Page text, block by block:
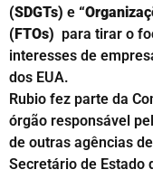
(SDGTs) e
(FTOs) para tirar o
interesses de
dos EUA.
Rubio fez parte da
órgão responsável
de outras agências
Secretário de Estado